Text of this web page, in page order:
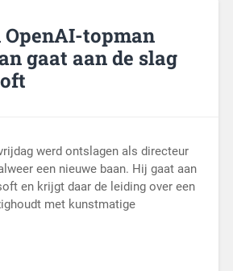
OpenAI-topman
gaat aan de slag
werd ontslagen als directeur
een nieuwe baan. Hij gaat aan
en krijgt daar de leiding over een
met kunstmatige